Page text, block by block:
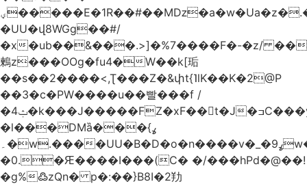
ؠ�����E�1R��#��Mǲ�a�w�Ua�z�.�SU�S��p���ǯ��yaa��Я�}
�UU�վ8WGg��#/
�x�ub��&���.>]�%7����F�-�z/ ��
鶫z���OOg�fu4�W��k[㻈
��s��2����<,Ʈ���Z�&փt{˥lK��K�2@P
��3�c�PW����u��빨���f /
�ݑ4�k���J�����FZ�xF��􊛣t�J�ߏC���yj�
�l���DMȁ���ߩ}
�۔w.����UU�B�D�o�n����v�_�9ߩw�����-!z0>' [�)Ս���g2�b�e)&tb�����":�c�\��%�������{����V��.�:��lbL"݊"3���h�Ĥ��W��5{ƚ` 1��8
�0.�Ԙ����I���(C� �/���hPd�@��!
�g%߷zQn� p�:��}B8I�2劷